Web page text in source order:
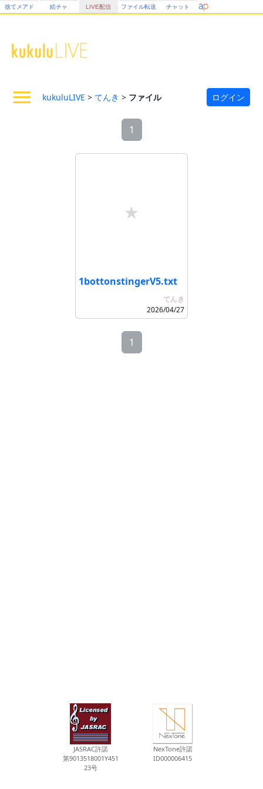
捨てメアド 絵チャ LIVE配信 ファイル転送 チャット
kukuluLIVE > てんき > ファイル ログイン
1
1bottonstingerV5.txt
てんき
2026/04/27
1
JASRAC許諾
第9013518001Y451
23号
NexTone許諾
ID000006415